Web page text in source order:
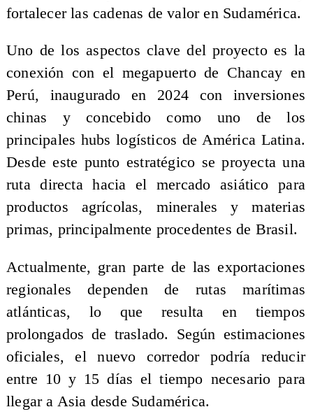
fortalecer las cadenas de valor en Sudamérica.
Uno de los aspectos clave del proyecto es la
conexión con el megapuerto de Chancay en
Perú, inaugurado en 2024 con inversiones
chinas y concebido como uno de los
principales hubs logísticos de América Latina.
Desde este punto estratégico se proyecta una
ruta directa hacia el mercado asiático para
productos agrícolas, minerales y materias
primas, principalmente procedentes de Brasil.
Actualmente, gran parte de las exportaciones
regionales dependen de rutas marítimas
atlánticas, lo que resulta en tiempos
prolongados de traslado. Según estimaciones
oficiales, el nuevo corredor podría reducir
entre 10 y 15 días el tiempo necesario para
llegar a Asia desde Sudamérica.